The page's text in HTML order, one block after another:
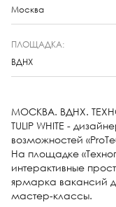
Москва
ПЛОЩАДКА:
ВДНХ
МОСКВА. ВДНХ.
TULIP WHITE -
возможностей
На площадке
интерактивные
ярмарка вакансий
мастер-классы.